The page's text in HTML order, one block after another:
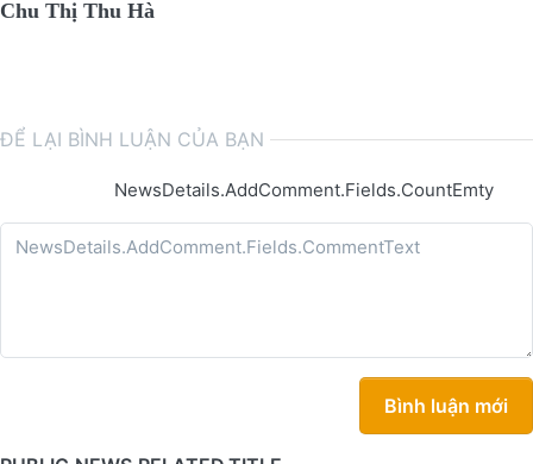
Chu Thị Thu Hà
ĐỂ LẠI BÌNH LUẬN CỦA BẠN
NewsDetails.AddComment.Fields.CountEmty
Bình luận mới